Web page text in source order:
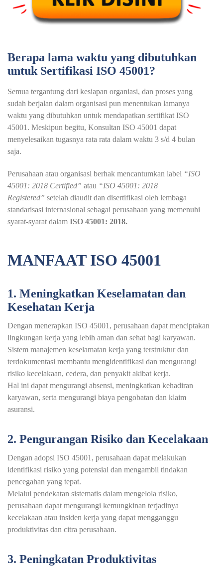
Berapa lama waktu yang dibutuhkan
untuk Sertifikasi ISO 45001?
Semua tergantung dari kesiapan organiasi, dan proses yang
sudah berjalan dalam organisasi pun menentukan lamanya
waktu yang dibutuhkan untuk mendapatkan sertifikat ISO
45001. Meskipun begitu, Konsultan ISO 45001 dapat
menyelesaikan tugasnya rata rata dalam waktu 3 s/d 4 bulan
saja.
Perusahaan atau organisasi berhak mencantumkan label “ISO
45001: 2018 Certified” atau “ISO 45001: 2018
Registered” setelah diaudit dan disertifikasi oleh lembaga
standarisasi internasional sebagai perusahaan yang memenuhi
syarat-syarat dalam ISO 45001: 2018.
MANFAAT ISO 45001
1. Meningkatkan Keselamatan dan
Kesehatan Kerja
Dengan menerapkan ISO 45001, perusahaan dapat menciptakan
lingkungan kerja yang lebih aman dan sehat bagi karyawan.
Sistem manajemen keselamatan kerja yang terstruktur dan
terdokumentasi membantu mengidentifikasi dan mengurangi
risiko kecelakaan, cedera, dan penyakit akibat kerja.
Hal ini dapat mengurangi absensi, meningkatkan kehadiran
karyawan, serta mengurangi biaya pengobatan dan klaim
asuransi.
2. Pengurangan Risiko dan Kecelakaan
Dengan adopsi ISO 45001, perusahaan dapat melakukan
identifikasi risiko yang potensial dan mengambil tindakan
pencegahan yang tepat.
Melalui pendekatan sistematis dalam mengelola risiko,
perusahaan dapat mengurangi kemungkinan terjadinya
kecelakaan atau insiden kerja yang dapat mengganggu
produktivitas dan citra perusahaan.
3. Peningkatan Produktivitas